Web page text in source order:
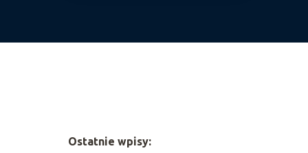
Ostatnie wpisy: